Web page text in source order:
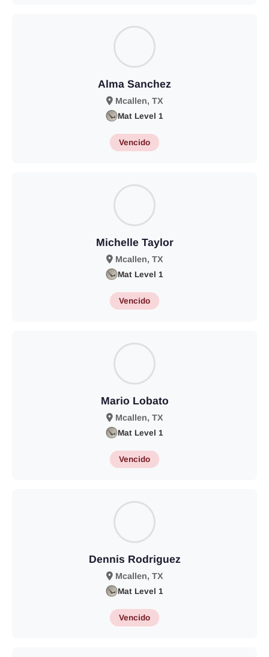
Alma Sanchez
Mcallen, TX
Mat Level 1
Vencido
Michelle Taylor
Mcallen, TX
Mat Level 1
Vencido
Mario Lobato
Mcallen, TX
Mat Level 1
Vencido
Dennis Rodriguez
Mcallen, TX
Mat Level 1
Vencido